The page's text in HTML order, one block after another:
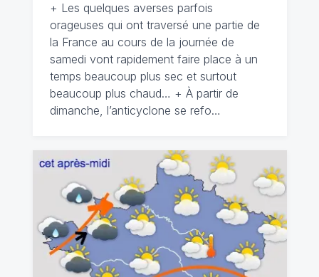
+ Les quelques averses parfois
orageuses qui ont traversé une partie de
la France au cours de la journée de
samedi vont rapidement faire place à un
temps beaucoup plus sec et surtout
beaucoup plus chaud… + À partir de
dimanche, l’anticyclone se refo…